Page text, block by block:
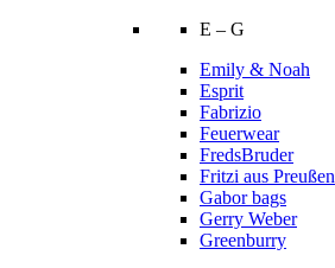
E – G
Emily & Noah
Esprit
Fabrizio
Feuerwear
FredsBruder
Fritzi aus Preußen
Gabor bags
Gerry Weber
Greenburry